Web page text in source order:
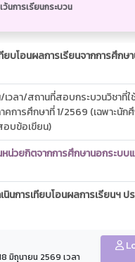
นการเรียนกระบวน
ยบโอนผลการเรียนจากการศึกษ
วลา/สถานที่สอบกระบวนวิชาที่ใ
คการศึกษาที่ 1/2569 (เฉพาะนั
อบข้อเขียน)
น่วยกิตจากการศึกษานอกระบบ
นินการเทียบโอนผลการเรียนฯ ป
รือกลุ่มกระบวนวิชาที่ใช้ในการเที
ศึกษา 2569
มิถุนายน 2569 เวลา